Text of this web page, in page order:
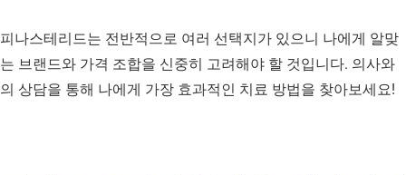
피나스테리드는 전반적으로 여러 선택지가 있으니 나에게 알맞
는 브랜드와 가격 조합을 신중히 고려해야 할 것입니다. 의사와
의 상담을 통해 나에게 가장 효과적인 치료 방법을 찾아보세요! ​